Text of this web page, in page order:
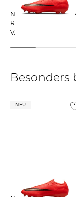
Nike | Fußballschuhe
Rasen MERCURIAL
VAPOR 17 ELITE
Besonders
NEU